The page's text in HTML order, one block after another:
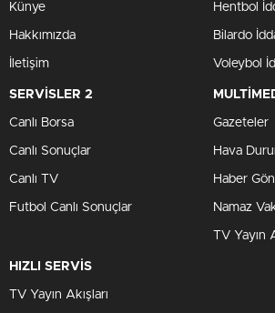
Künye
Hakkımızda
İletişim
Hentbol
Bilardo
Voleybol
SERVİSLER 2
Canlı Borsa
Canlı Sonuçlar
Canlı TV
Futbol Canlı Sonuçlar
Gazeteler
Hava
Haber
Namaz
TV Yayın
HIZLI SERVİS
TV Yayın Akışları